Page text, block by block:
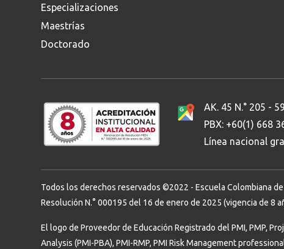
Especializaciones
Maestrías
Doctorado
AK. 45 N.° 205 -
PBX: +60(1) 668
Línea nacional
Todos los derechos reservados ©2022 - Escuela Colombiana
Resolución N.° 000195 del 16 de enero de 2025 (vigencia de 8
El logo de Proveedor de Educación Registrado del PMI, PMP,
Analysis (PMI-PBA), PMI-RMP, PMI Risk Management